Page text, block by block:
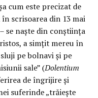
cum este precizat de
scrisoarea din 13 mai
se naşte din conştiinţa
a simţit mereu în
pe bolnavi şi pe
sale” (Dolentium
de îngrijire şi
suferinde „trăieşte